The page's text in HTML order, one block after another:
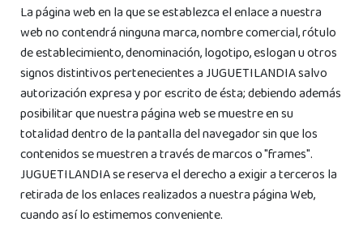
La página web en la que se establezca el enlace a nuestra
web no contendrá ninguna marca, nombre comercial, rótulo
de establecimiento, denominación, logotipo, eslogan u otros
signos distintivos pertenecientes a JUGUETILANDIA salvo
autorización expresa y por escrito de ésta; debiendo además
posibilitar que nuestra página web se muestre en su
totalidad dentro de la pantalla del navegador sin que los
contenidos se muestren a través de marcos o "frames".
JUGUETILANDIA se reserva el derecho a exigir a terceros la
retirada de los enlaces realizados a nuestra página Web,
cuando así lo estimemos conveniente.